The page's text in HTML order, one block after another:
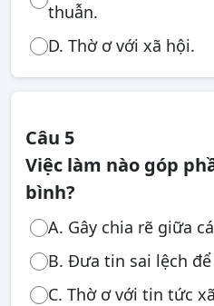
thuẫn.
D. Thờ ơ với xã hội.
Câu 5
Việc làm nào góp
bình?
A. Gây chia rẽ giữa
B. Đưa tin sai lệch
C. Thờ ơ với tin tức